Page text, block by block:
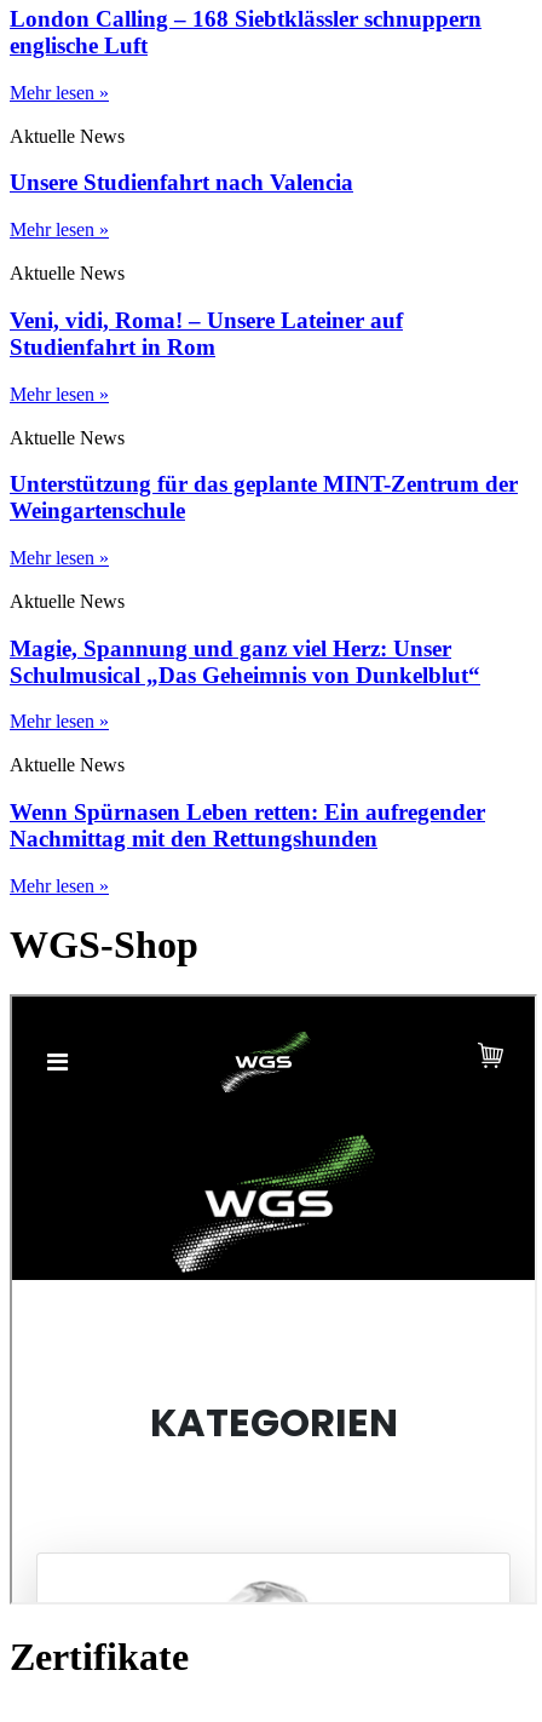
London Calling – 168 Siebtklässler schnuppern
englische Luft
Mehr lesen »
Aktuelle News
Unsere Studienfahrt nach Valencia
Mehr lesen »
Aktuelle News
Veni, vidi, Roma! – Unsere Lateiner auf
Studienfahrt in Rom
Mehr lesen »
Aktuelle News
Unterstützung für das geplante MINT-Zentrum der
Weingartenschule
Mehr lesen »
Aktuelle News
Magie, Spannung und ganz viel Herz: Unser
Schulmusical „Das Geheimnis von Dunkelblut“
Mehr lesen »
Aktuelle News
Wenn Spürnasen Leben retten: Ein aufregender
Nachmittag mit den Rettungshunden
Mehr lesen »
WGS-Shop
Zertifikate